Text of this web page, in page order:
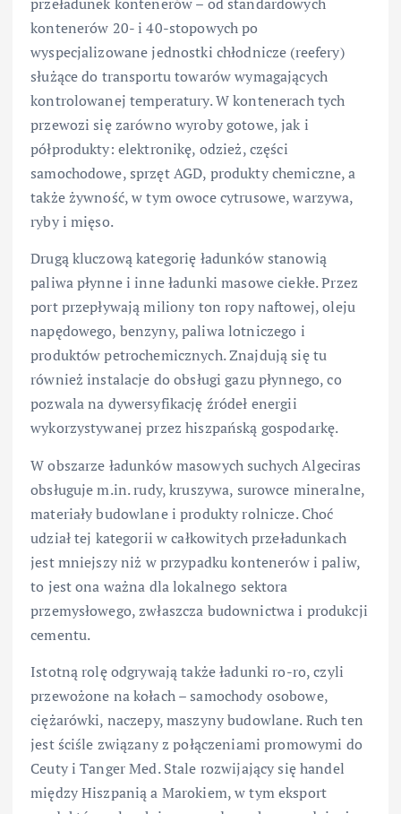
kontenerów 20- i 40-stopowych po
wyspecjalizowane jednostki chłodnicze (reefery)
służące do transportu towarów wymagających
kontrolowanej temperatury. W kontenerach tych
przewozi się zarówno wyroby gotowe, jak i
półprodukty: elektronikę, odzież, części
samochodowe, sprzęt AGD, produkty chemiczne, a
także żywność, w tym owoce cytrusowe, warzywa,
ryby i mięso.
Drugą kluczową kategorię ładunków stanowią
paliwa płynne i inne ładunki masowe ciekłe. Przez
port przepływają miliony ton ropy naftowej, oleju
napędowego, benzyny, paliwa lotniczego i
produktów petrochemicznych. Znajdują się tu
również instalacje do obsługi gazu płynnego, co
pozwala na dywersyfikację źródeł energii
wykorzystywanej przez hiszpańską gospodarkę.
W obszarze ładunków masowych suchych Algeciras
obsługuje m.in. rudy, kruszywa, surowce mineralne,
materiały budowlane i produkty rolnicze. Choć
udział tej kategorii w całkowitych przeładunkach
jest mniejszy niż w przypadku kontenerów i paliw,
to jest ona ważna dla lokalnego sektora
przemysłowego, zwłaszcza budownictwa i produkcji
cementu.
Istotną rolę odgrywają także ładunki ro-ro, czyli
przewożone na kołach – samochody osobowe,
ciężarówki, naczepy, maszyny budowlane. Ruch ten
jest ściśle związany z połączeniami promowymi do
Ceuty i Tanger Med. Stale rozwijający się handel
między Hiszpanią a Marokiem, w tym eksport